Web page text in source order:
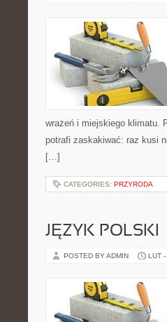
wrażeń i miejskiego klimatu.
potrafi zaskakiwać: raz kusi
[…]
CATEGORIES: PRZYRODA
JĘZYK POLSKI
POSTED BY ADMIN LUT